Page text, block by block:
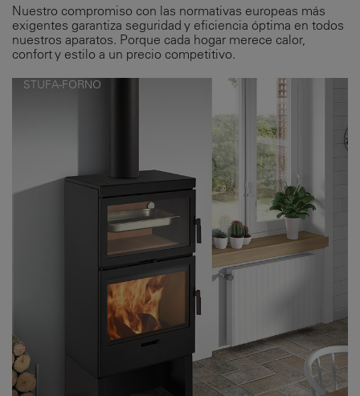
Nuestro compromiso con las normativas europeas más
exigentes garantiza seguridad y eficiencia óptima en todos
nuestros aparatos. Porque cada hogar merece calor,
confort y estilo a un precio competitivo.
STUFA-FORNO